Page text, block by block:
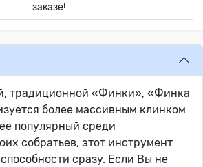
заказе!
традиционной «Финки», «Финка
более массивным клинком
популярный среди
собратьев, этот инструмент
сразу. Если Вы не